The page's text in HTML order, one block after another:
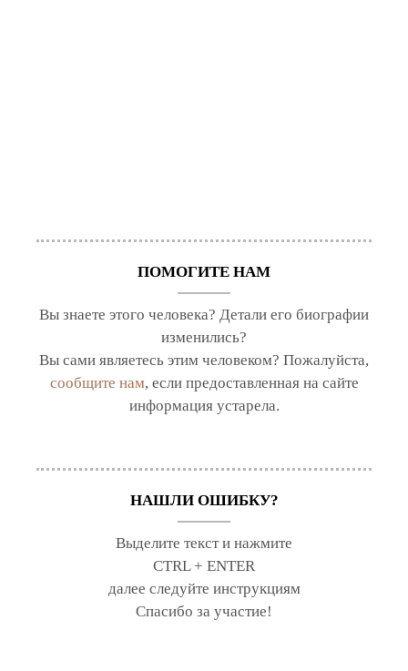
ПОМОГИТЕ НАМ
Вы знаете этого человека? Детали его биографии
изменились?
Вы сами являетесь этим человеком? Пожалуйста,
сообщите нам, если предоставленная на сайте
информация устарела.
НАШЛИ ОШИБКУ?
Выделите текст и нажмите
CTRL + ENTER
далее следуйте инструкциям
Спасибо за участие!